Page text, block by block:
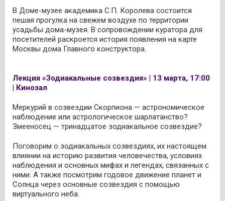
В Доме-музее академика С.П. Королева состоится
пешая прогулка на свежем воздухе по территории
усадьбы дома-музея. В сопровождении куратора для
посетителей раскроется история появления на карте
Москвы дома Главного конструктора.
Лекция «Зодиакальные созвездия» | 13 марта, 17:00
| Кинозал
Меркурий в созвездии Скорпиона — астрономическое
наблюдение или астрологическое шарлатанство?
Змееносец — тринадцатое зодиакальное созвездие?
Поговорим о зодиакальных созвездиях, их настоящем
влиянии на историю развития человечества, условиях
наблюдения и основных мифах и легендах, связанных с
ними. А также посмотрим годовое движение планет и
Солнца через основные созвездия с помощью
виртуального неба.